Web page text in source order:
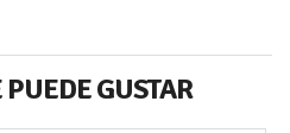
GUSTAR